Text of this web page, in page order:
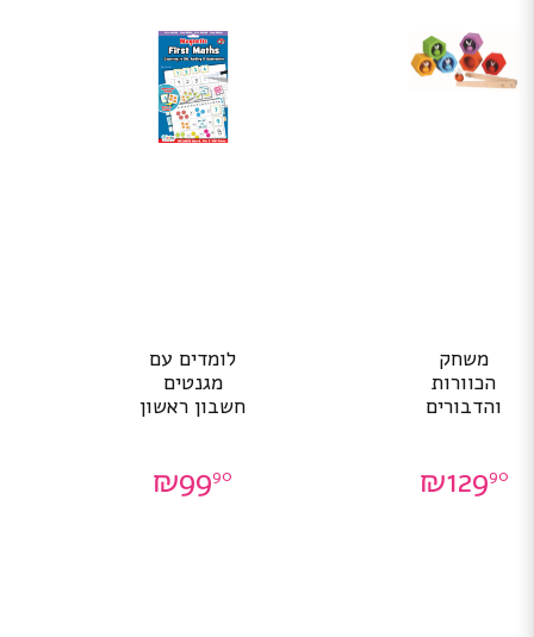
משחק
הכוורות
והדבורים
₪12990
לומדים עם
מגנטים
חשבון ראשון
₪9990